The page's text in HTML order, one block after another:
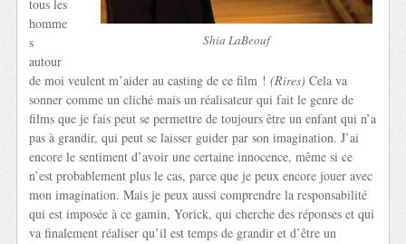
Shia LaBeouf
tous les
homme
s
autour
de moi veulent m’aider au casting de ce film !(Rires) Cela va
sonner comme un cliché mais un réalisateur qui fait le genre de
films que je fais peut se permettre de toujours être un enfant qui n’a
pas à grandir, qui peut se laisser guider par son imagination. J’ai
encore le sentiment d’avoir une certaine innocence, même si ce
n’est probablement plus le cas, parce que je peux encore jouer avec
mon imagination. Mais je peux aussi comprendre la responsabilité
qui est imposée à ce gamin, Yorick, qui cherche des réponses et qui
va finalement réaliser qu’il est temps de grandir et d’être un